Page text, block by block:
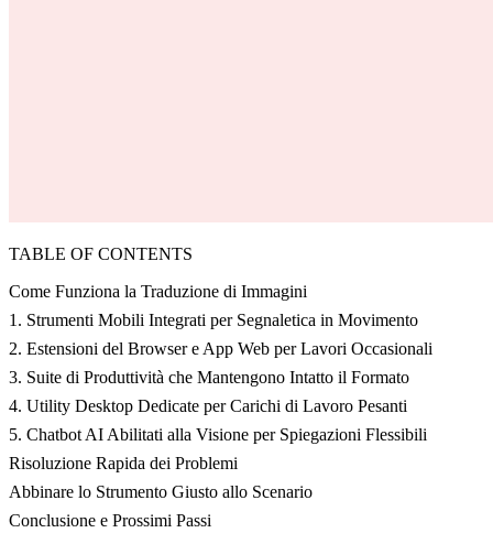
TABLE OF CONTENTS
Come Funziona la Traduzione di Immagini
1. Strumenti Mobili Integrati per Segnaletica in Movimento
2. Estensioni del Browser e App Web per Lavori Occasionali
3. Suite di Produttività che Mantengono Intatto il Formato
4. Utility Desktop Dedicate per Carichi di Lavoro Pesanti
5. Chatbot AI Abilitati alla Visione per Spiegazioni Flessibili
Risoluzione Rapida dei Problemi
Abbinare lo Strumento Giusto allo Scenario
Conclusione e Prossimi Passi